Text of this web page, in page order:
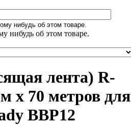
нибудь об этом товаре.
лента) R-
x 70 метров для
BBP12